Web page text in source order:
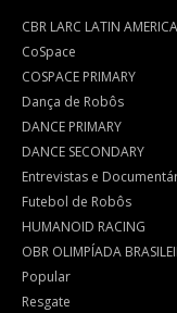
CBR LARC LATIN
CoSpace
COSPACE PRIMARY
Dança de Robôs
DANCE PRIMARY
DANCE SECONDARY
Entrevistas e
Futebol de Robôs
HUMANOID RACING
OBR OLIMPÍADA
Popular
Resgate